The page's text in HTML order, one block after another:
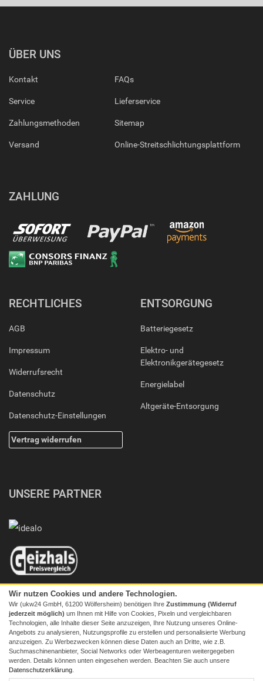
ÜBER UNS
Kontakt
Service
Zahlungsmethoden
Versand
FAQs
Lieferservice
Sitemap
Online-Streitschlichtungsplattform
ZAHLUNG
RECHTLICHES
AGB
Impressum
Widerrufsrecht
Datenschutz
Datenschutz-Einstellungen
Vertrag widerrufen
ENTSORGUNG
Batteriegesetz
Elektro- und
Elektronikgerätegesetz
Energielabel
Altgeräte-Entsorgung
UNSERE PARTNER
Wir nutzen Cookies und andere Technologien.
Wir (ukw24 GmbH, 61200 Wölfersheim) benötigen Ihre Zustimmung (Widerruf
jederzeit möglich) um Ihnen mit Hilfe von Cookies, Pixeln und vergleichbaren
Technologien, alle Inhalte dieser Seite anzuzeigen, Ihre Nutzung unseres Online-
Angebots zu analysieren, Nutzungsprofile zu erstellen und personalisierte Werbung
anzuzeigen. Zu Werbezwecken können diese Daten auch an Dritte, wie z.B.
Suchmaschinenanbieter, Social Networks oder Werbeagenturen weitergegeben
werden. Details können unten eingesehen werden. Beachten Sie auch unsere
Datenschutzerklärung